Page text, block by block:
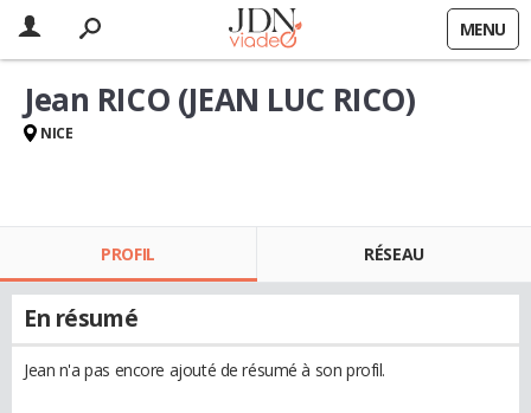
MENU
Jean RICO (JEAN LUC RICO)
NICE
PROFIL RÉSEAU
En résumé
Jean n'a pas encore ajouté de résumé à son profil.